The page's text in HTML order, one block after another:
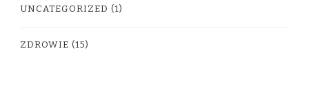
UNCATEGORIZED (1)
ZDROWIE (15)